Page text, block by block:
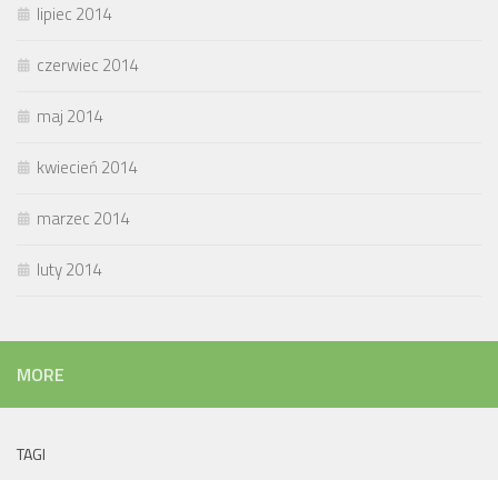
lipiec 2014
czerwiec 2014
maj 2014
kwiecień 2014
marzec 2014
luty 2014
MORE
TAGI